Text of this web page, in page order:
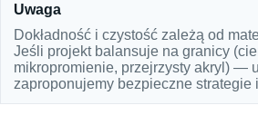
Uwaga
Dokładność i czystość zależą od
Jeśli projekt balansuje na granicy
mikropromienie, przejrzysty akryl) —
zaproponujemy bezpieczne strategie